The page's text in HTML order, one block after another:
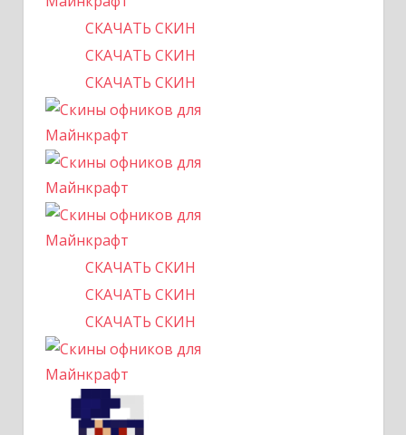
СКАЧАТЬ СКИН
СКАЧАТЬ СКИН
СКАЧАТЬ СКИН
СКАЧАТЬ СКИН
СКАЧАТЬ СКИН
СКАЧАТЬ СКИН